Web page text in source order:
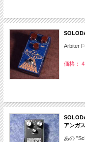
Arbiter
価格：
アンガ
あの